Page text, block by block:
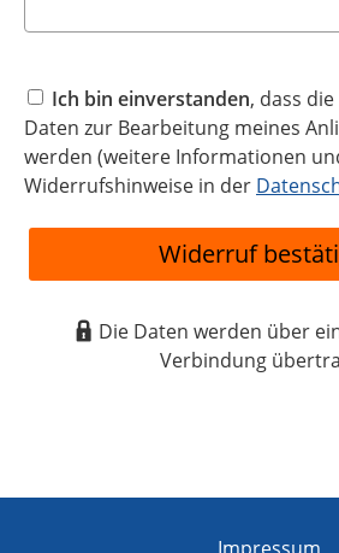
Ich bin einverstanden, dass
Daten zur Bearbeitung meines
werden (weitere Informationen
Widerrufshinweise in der
Widerruf
Die Daten werden über
Verbindung